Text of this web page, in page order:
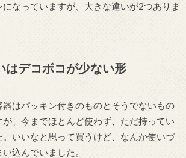
なっていますが、大きな違いが2つありま
はデコボコが少ない形
はパッキン付きのものとそうでないもの
が、今までほとんど使わず、ただ持ってい
。いいなと思って買うけど、なんか使いづ
込んでいました。